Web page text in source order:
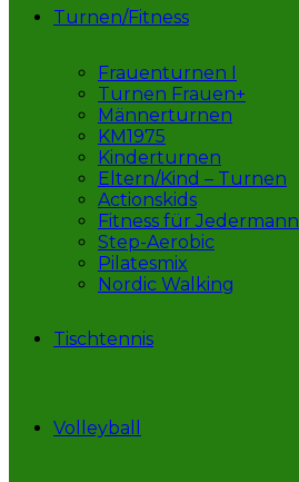
Turnen/Fitness
Frauenturnen I
Turnen Frauen+
Männerturnen
KM1975
Kinderturnen
Eltern/Kind – Turnen
Actionskids
Fitness für Jedermann
Step-Aerobic
Pilatesmix
Nordic Walking
Tischtennis
Volleyball